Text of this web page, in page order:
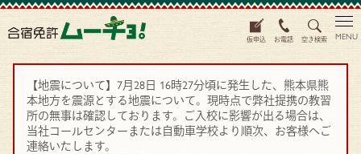
仮申込 お電話 空き検索
【地震について】7月28日 16時27分頃に発生した、熊本県熊
本地方を震源とする地震について。現時点で弊社提携の教習
所の無事は確認しております。ご入校に影響が出る場合は、
当社コールセンターまたは自動車学校より順次、お客様へご
連絡いたします。
MENU